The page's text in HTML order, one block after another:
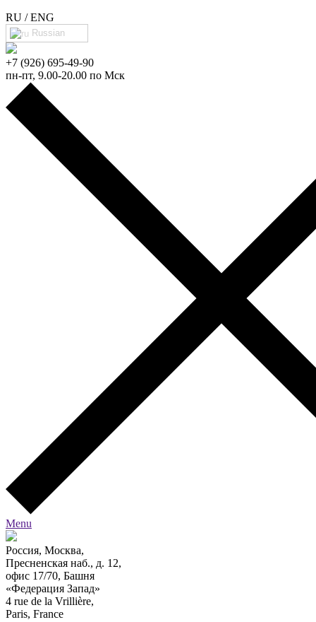
RU / ENG
Russian
+7 (926) 695-49-90
пн-пт, 9.00-20.00 по Мск
Menu
Россия, Москва,
Пресненская наб., д. 12,
офис 17/70, Башня
«Федерация Запад»
4 rue de la Vrillière,
Paris, France